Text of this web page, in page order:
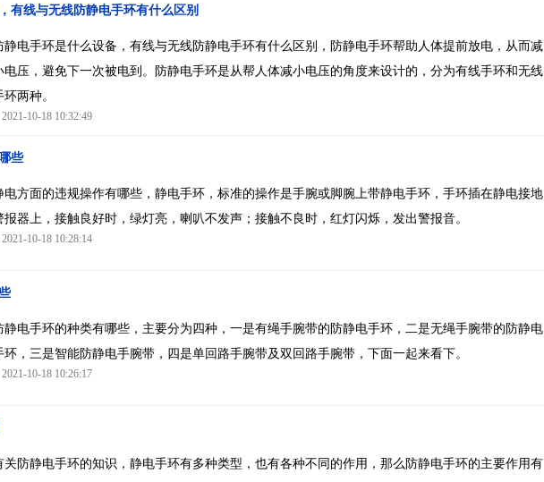
有线与无线防静电手环有什么区别
静电手环是什么设备，有线与无线防静电手环有什么区别，防静电手环帮助人体提前放电，从而减
电压，避免下一次被电到。防静电手环是从帮人体减小电压的角度来设计的，分为有线手环和无线
环两种。
10-18 10:32:49
些
电方面的违规操作有哪些，静电手环，标准的操作是手腕或脚腕上带静电手环，手环插在静电接地
报器上，接触良好时，绿灯亮，喇叭不发声；接触不良时，红灯闪烁，发出警报音。
10-18 10:28:14
静电手环的种类有哪些，主要分为四种，一是有绳手腕带的防静电手环，二是无绳手腕带的防静电
环，三是智能防静电手腕带，四是单回路手腕带及双回路手腕带，下面一起来看下。
10-18 10:26:17
关防静电手环的知识，静电手环有多种类型，也有各种不同的作用，那么防静电手环的主要作用有